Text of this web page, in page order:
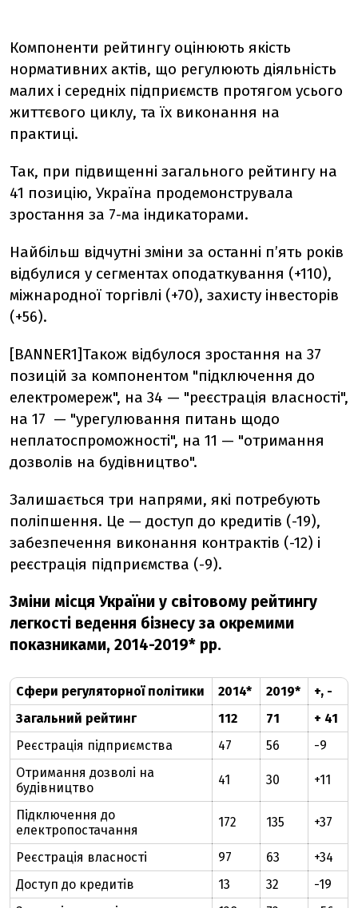
Компоненти рейтингу оцінюють якість
нормативних актів, що регулюють діяльність
малих і середніх підприємств протягом усього
життєвого циклу, та їх виконання на
практиці.
Так, при підвищенні загального рейтингу на
41 позицію, Україна продемонструвала
зростання за 7-ма індикаторами.
Найбільш відчутні зміни за останні п’ять років
відбулися у сегментах оподаткування (+110),
міжнародної торгівлі (+70), захисту інвесторів
(+56).
[BANNER1]Також відбулося зростання на 37
позицій за компонентом "підключення до
електромереж", на 34 — "реєстрація власності",
на 17 — "урегулювання питань щодо
неплатоспроможності", на 11 — "отримання
дозволів на будівництво".
Залишається три напрями, які потребують
поліпшення. Це — доступ до кредитів (-19),
забезпечення виконання контрактів (-12) і
реєстрація підприємства (-9).
Зміни місця України у світовому рейтингу
легкості ведення бізнесу за окремими
показниками, 2014-2019* рр.
Сфери регуляторної політики 2014* 2019*
+, -
Загальний рейтинг
112 71
+ 41
Реєстрація підприємства
47 56
-9
Отримання дозволі на
будівництво
41 30 +11
Підключення до
електропостачання
172 135 +37
Реєстрація власності 97 63
+34
Доступ до кредитів
13 32
-19